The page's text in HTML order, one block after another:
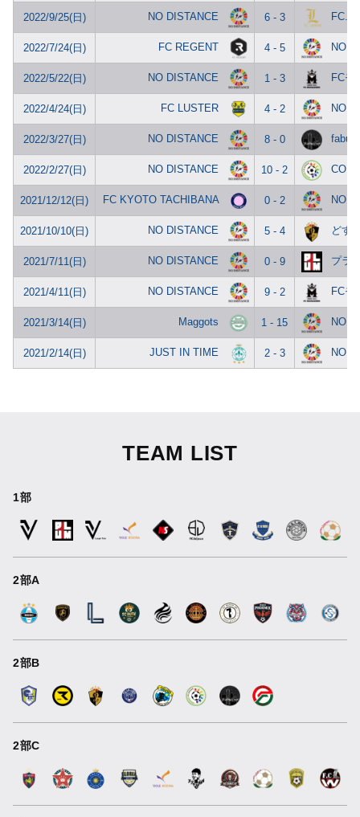
2022/9/25(日) NO DISTANCE 6 - 3
2022/7/24(日) FC REGENT 4 - 5 NO
2022/5/22(日) NO DISTANCE 1 - 3 FCモ
2022/4/24(日) FC LUSTER 4 - 2 NO
2022/3/27(日) NO DISTANCE 8 - 0
2022/2/27(日) NO DISTANCE 10 - 2
2021/12/12(日) FC KYOTO TACHIBANA 0 - 2 NO
2021/10/10(日) NO DISTANCE 5 - 4 どす
2021/7/11(日) NO DISTANCE 0 - 9 プラ
2021/4/11(日) NO DISTANCE 9 - 2 FCモ
2021/3/14(日) Maggots 1 - 15 NO
2021/2/14(日) JUST IN TIME 2 - 3 NO
TEAM LIST
1部
2部A
2部B
2部C